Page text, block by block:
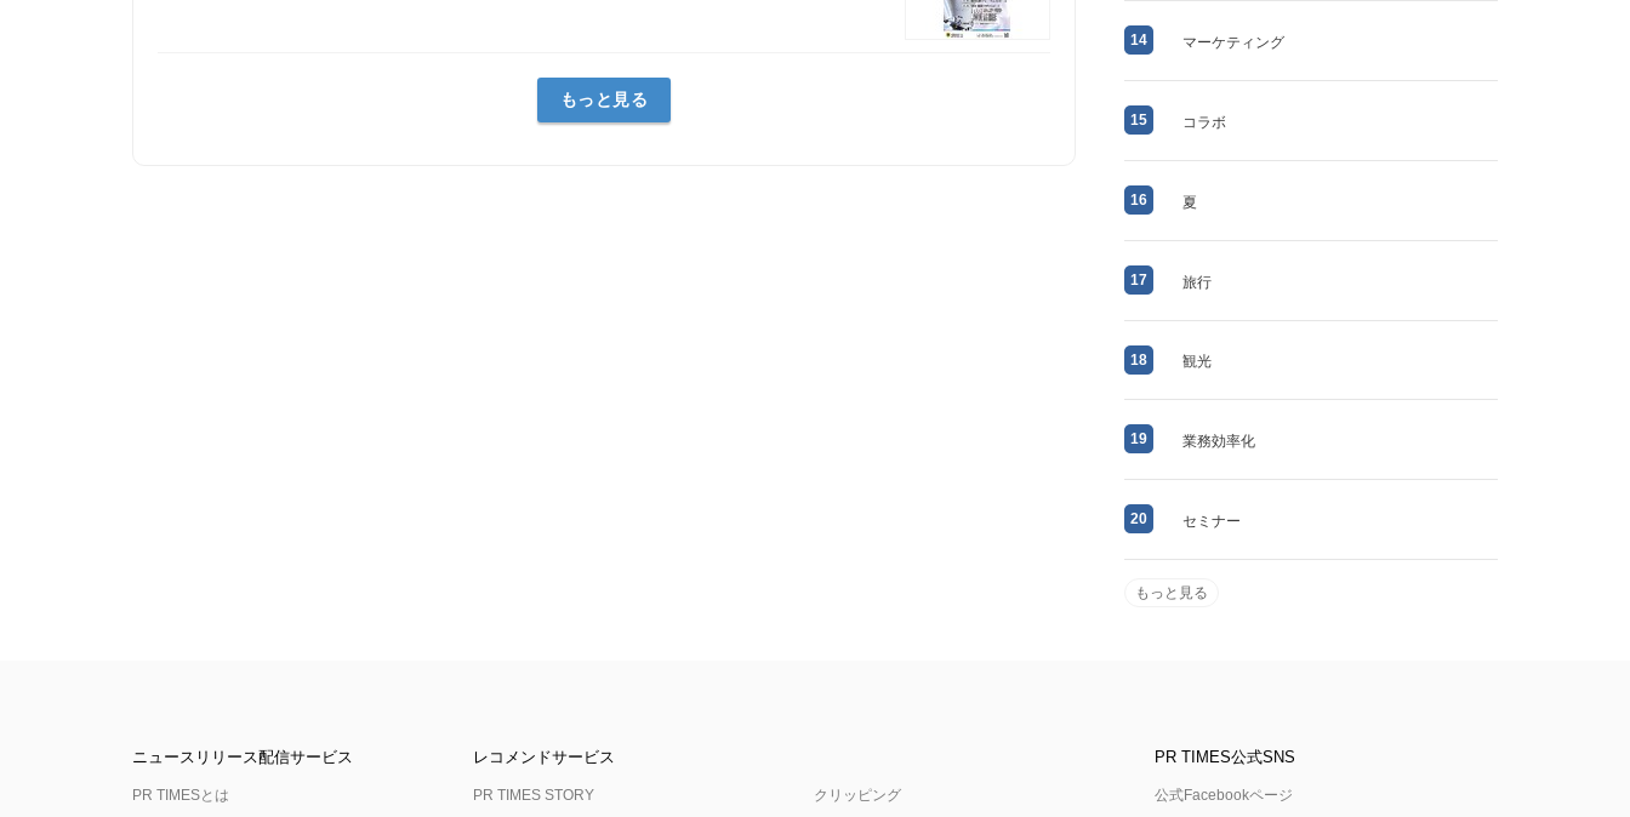
もっと見る
14 マーケティング
15 コラボ
16 夏
17 旅行
18 観光
19 業務効率化
20 セミナー
もっと見る
ニュースリリース配信サービス
PR TIMESとは
レコメンドサービス
PR TIMES STORY クリッピング
PR TIMES公式SNS
公式Facebookページ